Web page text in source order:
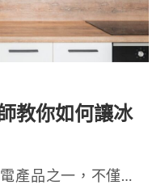
教你如何讓冰
產品之一，不僅…